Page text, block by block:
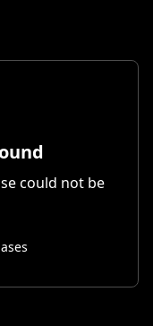
could not be